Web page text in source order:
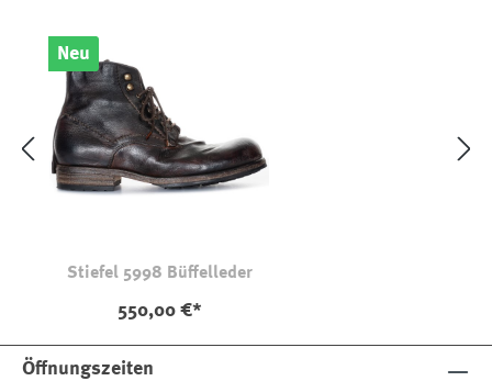
Neu
Stiefel 5998 Büffelleder
550,00 €*
Öffnungszeiten